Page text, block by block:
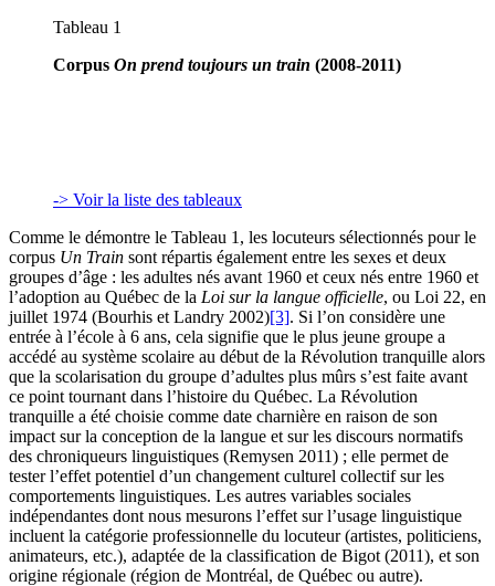
Tableau 1
Corpus On prend toujours un train (2008-2011)
-> Voir la liste des tableaux
Comme le démontre le Tableau 1, les locuteurs sélectionnés pour le
corpus Un Train sont répartis également entre les sexes et deux
groupes d’âge : les adultes nés avant 1960 et ceux nés entre 1960 et
l’adoption au Québec de la Loi sur la langue officielle, ou Loi 22, en
juillet 1974 (Bourhis et Landry 2002)[3]. Si l’on considère une
entrée à l’école à 6 ans, cela signifie que le plus jeune groupe a
accédé au système scolaire au début de la Révolution tranquille alors
que la scolarisation du groupe d’adultes plus mûrs s’est faite avant
ce point tournant dans l’histoire du Québec. La Révolution
tranquille a été choisie comme date charnière en raison de son
impact sur la conception de la langue et sur les discours normatifs
des chroniqueurs linguistiques (Remysen 2011) ; elle permet de
tester l’effet potentiel d’un changement culturel collectif sur les
comportements linguistiques. Les autres variables sociales
indépendantes dont nous mesurons l’effet sur l’usage linguistique
incluent la catégorie professionnelle du locuteur (artistes, politiciens,
animateurs, etc.), adaptée de la classification de Bigot (2011), et son
origine régionale (région de Montréal, de Québec ou autre).